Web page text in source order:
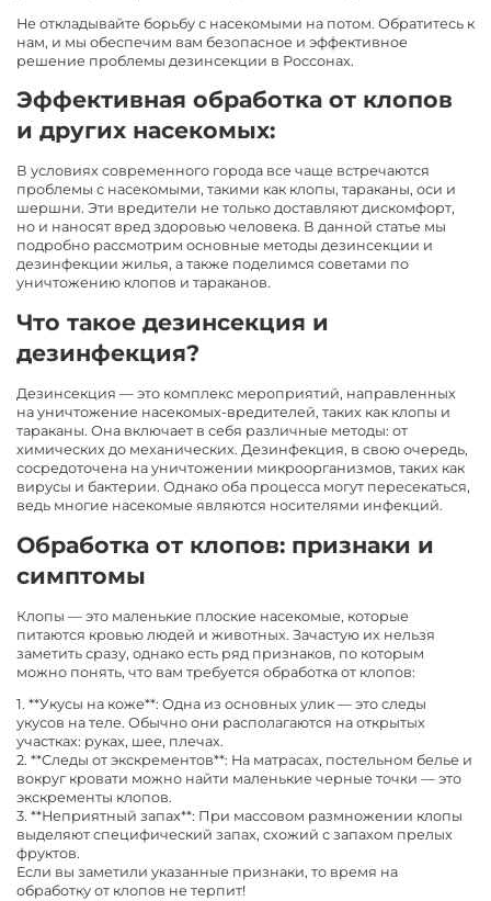
Не откладывайте борьбу с насекомыми на потом. Обратитесь к
нам, и мы обеспечим вам безопасное и эффективное
решение проблемы дезинсекции в Россонах.
Эффективная обработка от клопов
и других насекомых:
В условиях современного города все чаще встречаются
проблемы с насекомыми, такими как клопы, тараканы, оси и
шершни. Эти вредители не только доставляют дискомфорт,
но и наносят вред здоровью человека. В данной статье мы
подробно рассмотрим основные методы дезинсекции и
дезинфекции жилья, а также поделимся советами по
уничтожению клопов и тараканов.
Что такое дезинсекция и
дезинфекция?
Дезинсекция — это комплекс мероприятий, направленных
на уничтожение насекомых-вредителей, таких как клопы и
тараканы. Она включает в себя различные методы: от
химических до механических. Дезинфекция, в свою очередь,
сосредоточена на уничтожении микроорганизмов, таких как
вирусы и бактерии. Однако оба процесса могут пересекаться,
ведь многие насекомые являются носителями инфекций.
Обработка от клопов: признаки и
симптомы
Клопы — это маленькие плоские насекомые, которые
питаются кровью людей и животных. Зачастую их нельзя
заметить сразу, однако есть ряд признаков, по которым
можно понять, что вам требуется обработка от клопов:
1. **Укусы на коже**: Одна из основных улик — это следы
укусов на теле. Обычно они располагаются на открытых
участках: руках, шее, плечах.
2. **Следы от экскрементов**: На матрасах, постельном белье и
вокруг кровати можно найти маленькие черные точки — это
экскременты клопов.
3. **Неприятный запах**: При массовом размножении клопы
выделяют специфический запах, схожий с запахом прелых
фруктов.
Если вы заметили указанные признаки, то время на
обработку от клопов не терпит!